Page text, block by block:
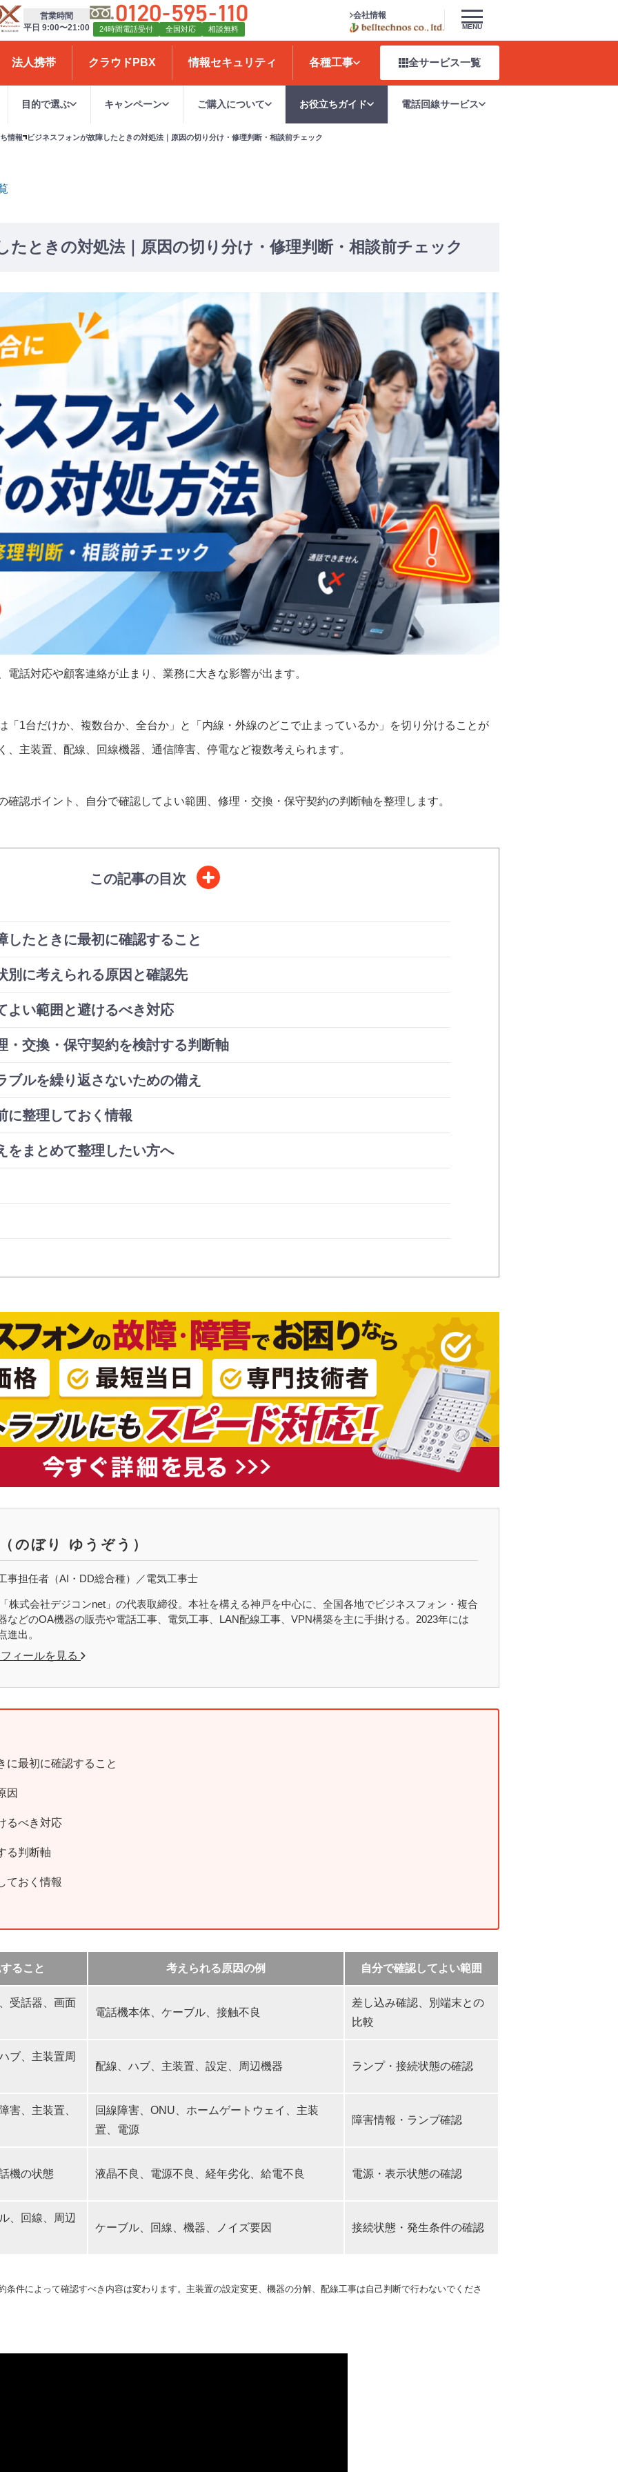
営業時間
平日 9:00〜21:00
24時間電話受付 全国対応 相談無料
会社情報
MENU
法人携帯 クラウドPBX 情報セキュリティ 各種工事 全サービス一覧
目的で選ぶ キャンペーン ご購入について お役立ちガイド 電話回線サービス
情報 ビジネスフォンが故障したときの対処法｜原因の切り分け・修理判断・相談前チェック
たときの対処法｜原因の切り分け・修理判断・相談前チェック
話対応や顧客連絡が止まり、業務に大きな影響が出ます。
「1台だけか、複数台か、全台か」と「内線・外線のどこで止まっているか」を切り分けることが
主装置、配線、回線機器、通信障害、停電など複数考えられます。
認ポイント、自分で確認してよい範囲、修理・交換・保守契約の判断軸を整理します。
この記事の目次
したときに最初に確認すること
別に考えられる原因と確認先
よい範囲と避けるべき対応
・交換・保守契約を検討する判断軸
ブルを繰り返さないための備え
に整理しておく情報
をまとめて整理したい方へ
（のぼり ゆうぞう）
事担任者（AI・DD総合種）／電気工事士
株式会社デジコンnet」の代表取締役。本社を構える神戸を中心に、全国各地でビジネスフォン・複合
などのOA機器の販売や電話工事、電気工事、LAN配線工事、VPN構築を主に手掛ける。2023年には
進出。
ィールを見る
に最初に確認すること
因
るべき対応
る判断軸
ておく情報
ること 考えられる原因の例 自分で確認してよい範囲
受話器、画面
電話機本体、ケーブル、接触不良
差し込み確認、別端末との
比較
ブ、主装置周
配線、ハブ、主装置、設定、周辺機器
ランプ・接続状態の確認
害、主装置、
回線障害、ONU、ホームゲートウェイ、主装
置、電源
障害情報・ランプ確認
機の状態 液晶不良、電源不良、経年劣化、給電不良 電源・表示状態の確認
、回線、周辺
ケーブル、回線、機器、ノイズ要因
接続状態・発生条件の確認
件によって確認すべき内容は変わります。主装置の設定変更、機器の分解、配線工事は自己判断で行わないでくださ